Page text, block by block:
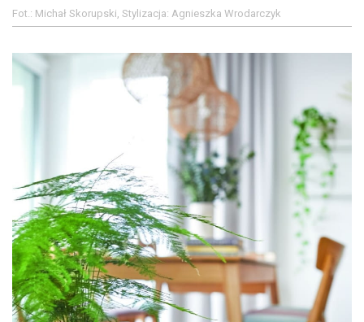
Fot.: Michał Skorupski, Stylizacja: Agnieszka Wrodarczyk